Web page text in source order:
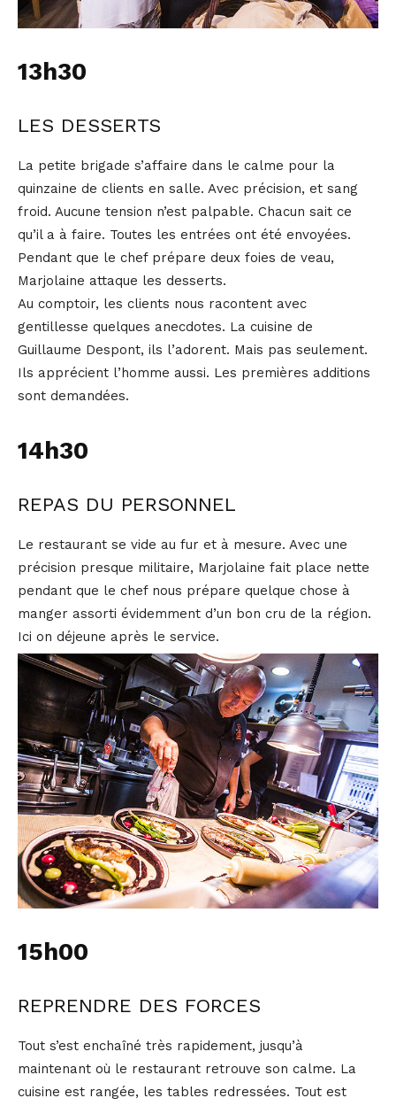
13h30
LES DESSERTS
La petite brigade s’affaire dans le calme pour la
quinzaine de clients en salle. Avec précision, et sang
froid. Aucune tension n’est palpable. Chacun sait ce
qu’il a à faire. Toutes les entrées ont été envoyées.
Pendant que le chef prépare deux foies de veau,
Marjolaine attaque les desserts.
Au comptoir, les clients nous racontent avec
gentillesse quelques anecdotes. La cuisine de
Guillaume Despont, ils l’adorent. Mais pas seulement.
Ils apprécient l’homme aussi. Les premières additions
sont demandées.
14h30
REPAS DU PERSONNEL
Le restaurant se vide au fur et à mesure. Avec une
précision presque militaire, Marjolaine fait place nette
pendant que le chef nous prépare quelque chose à
manger assorti évidemment d’un bon cru de la région.
Ici on déjeune après le service.
15h00
REPRENDRE DES FORCES
Tout s’est enchaîné très rapidement, jusqu’à
maintenant où le restaurant retrouve son calme. La
cuisine est rangée, les tables redressées. Tout est